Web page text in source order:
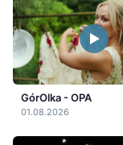
GórOlka - OPA
01.08.2026